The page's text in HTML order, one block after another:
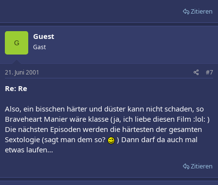
Zitieren
G
Guest
Gast
21. Juni 2001 #7
Re: Re
Also, ein bisschen härter und düster kann nicht schaden, so
Braveheart Manier wäre klasse (ja, ich liebe diesen Film :lol: )
Die nächsten Episoden werden die härtesten der gesamten
Sextologie (sagt man dem so?
) Dann darf da auch mal
etwas laufen...
Zitieren